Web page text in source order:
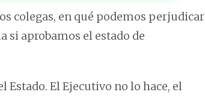
colegas, en qué podemos perjudicar
si aprobamos el estado de
Estado. El Ejecutivo no lo hace, el